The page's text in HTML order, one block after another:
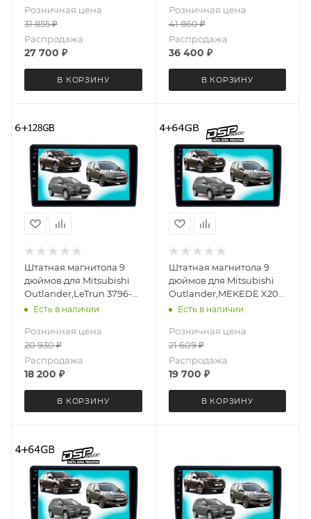
3347-6879 Android 13
6+64 Gb
Розничная цена
31 855₽
Распродажа
27 700 ₽
В КОРЗИНУ
6875 экран 2K Android 13
6+64 Gb
Розничная цена
41 860₽
Распродажа
36 400 ₽
В КОРЗИНУ
Штатная магнитола 9
дюймов для Mitsubishi
Outlander,LeTrun 3796-
6494 Android 12 UIS8581A
Есть в наличии
Розничная цена
20 930₽
Распродажа
18 200 ₽
В КОРЗИНУ
Штатная магнитола 9
дюймов для Mitsubishi
Outlander,MEKEDE X20-
W 3796-6829 Android 13
9863A DSP
Есть в наличии
Розничная цена
21 609₽
Распродажа
19 700 ₽
В КОРЗИНУ